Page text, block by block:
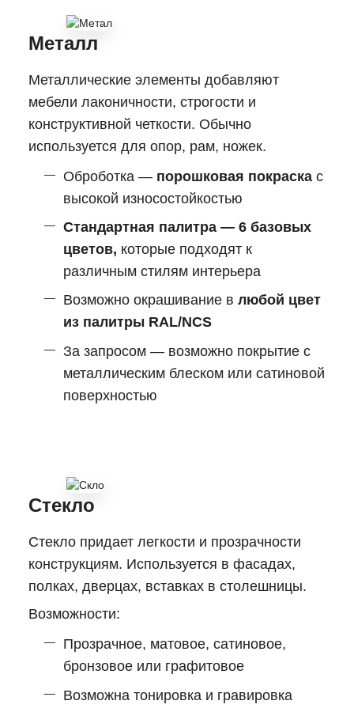
Металл
Металлические элементы добавляют
мебели лаконичности, строгости и
конструктивной четкости. Обычно
используется для опор, рам, ножек.
Оброботка — порошковая покраска с
высокой износостойкостью
Стандартная палитра — 6 базовых
цветов, которые подходят к
различным стилям интерьера
Возможно окрашивание в любой цвет
из палитры RAL/NCS
За запросом — возможно покрытие с
металлическим блеском или сатиновой
поверхностью
Стекло
Стекло придает легкости и прозрачности
конструкциям. Используется в фасадах,
полках, дверцах, вставках в столешницы.
Возможности:
Прозрачное, матовое, сатиновое,
бронзовое или графитовое
Возможна тонировка и гравировка